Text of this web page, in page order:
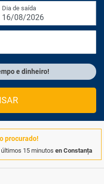
Dia de saída
16/08/2026
e dinheiro!
procurado!
15 minutos en Constanța